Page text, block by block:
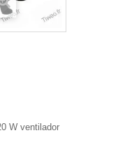
W ventilador